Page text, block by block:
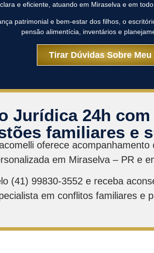
clara e eficiente, atuando em Miraselva e em
patrimonial e bem-estar dos filhos, o
pensão alimentícia, inventários e
Tirar Dúvidas Sobre Meu
Jurídica 24h
familiares e
oferece
em Miraselva – PR e
(41) 99830-3552 e receba
em conflitos familiares e